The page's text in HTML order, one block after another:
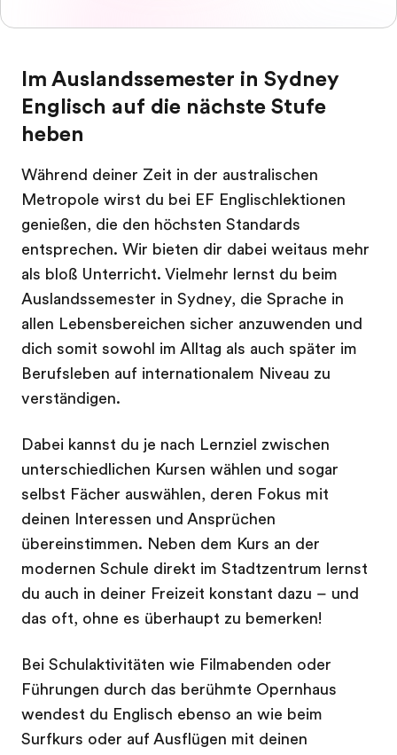
Im Auslandssemester in Sydney
Englisch auf die nächste Stufe
heben
Während deiner Zeit in der australischen
Metropole wirst du bei EF Englischlektionen
genießen, die den höchsten Standards
entsprechen. Wir bieten dir dabei weitaus mehr
als bloß Unterricht. Vielmehr lernst du beim
Auslandssemester in Sydney, die Sprache in
allen Lebensbereichen sicher anzuwenden und
dich somit sowohl im Alltag als auch später im
Berufsleben auf internationalem Niveau zu
verständigen.
Dabei kannst du je nach Lernziel zwischen
unterschiedlichen Kursen wählen und sogar
selbst Fächer auswählen, deren Fokus mit
deinen Interessen und Ansprüchen
übereinstimmen. Neben dem Kurs an der
modernen Schule direkt im Stadtzentrum lernst
du auch in deiner Freizeit konstant dazu – und
das oft, ohne es überhaupt zu bemerken!
Bei Schulaktivitäten wie Filmabenden oder
Führungen durch das berühmte Opernhaus
wendest du Englisch ebenso an wie beim
Surfkurs oder auf Ausflügen mit deinen